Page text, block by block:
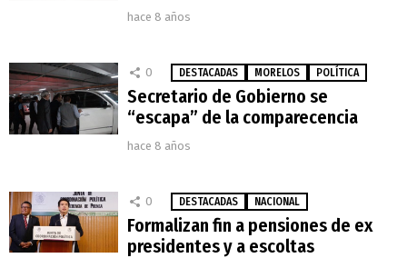
hace 8 años
0 DESTACADAS MORELOS POLÍTICA
Secretario de Gobierno se
“escapa” de la comparecencia
hace 8 años
0 DESTACADAS NACIONAL
Formalizan fin a pensiones de ex
presidentes y a escoltas